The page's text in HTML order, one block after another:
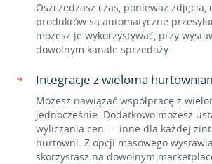
Oszczędzasz czas, ponieważ
produktów są automatyczne
możesz je wykorzystywać, przy
dowolnym kanale sprzedaży.
Integracje z wieloma
Możesz nawiązać współpracę z
jednocześnie. Dodatkowo możesz
wyliczania cen — inne dla każdej
hurtowni. Z opcji masowego
skorzystasz na dowolnym